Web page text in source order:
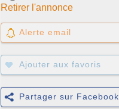
Retirer l'annonce
Alerte email
Ajouter aux favoris
Partager sur Facebook